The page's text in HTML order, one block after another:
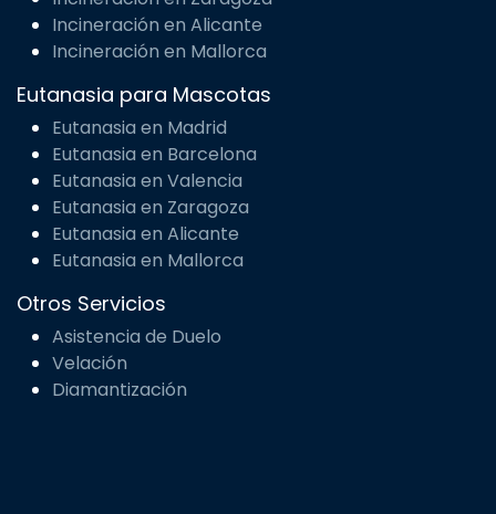
Incineración en Alicante
Incineración en Mallorca
Eutanasia para Mascotas
Eutanasia en Madrid
Eutanasia en Barcelona
Eutanasia en Valencia
Eutanasia en Zaragoza
Eutanasia en Alicante
Eutanasia en Mallorca
Otros Servicios
Asistencia de Duelo
Velación
Diamantización